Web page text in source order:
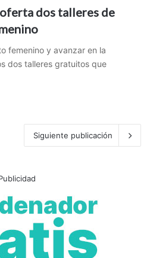
dos talleres de
femenino y avanzar en la
dos talleres gratuitos que
Siguiente publicación